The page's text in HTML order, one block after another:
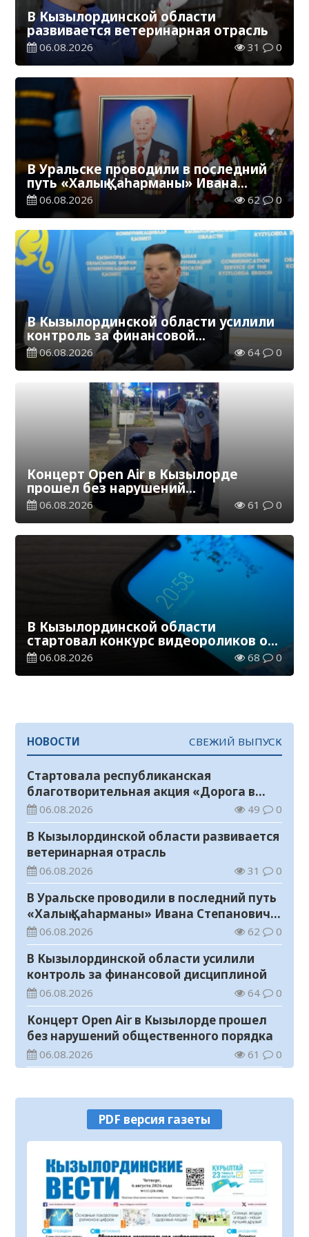
В Кызылординской области
развивается ветеринарная отрасль
06.08.2026 31 0
В Уральске проводили в последний
путь «Халық Қаһарманы» Ивана
Степановича Гапича
06.08.2026 62 0
В Кызылординской области усилили
контроль за финансовой
дисциплиной
06.08.2026 64 0
Концерт Open Air в Кызылорде
прошел без нарушений
общественного порядка
06.08.2026 61 0
В Кызылординской области
стартовал конкурс видеороликов о
семейных ценностях и Конституции
06.08.2026 68 0
НОВОСТИ СВЕЖИЙ ВЫПУСК
Стартовала республиканская
благотворительная акция «Дорога в
школу»
06.08.2026 49 0
В Кызылординской области развивается
ветеринарная отрасль
06.08.2026 31 0
В Уральске проводили в последний путь
«Халық Қаһарманы» Ивана Степановича
Гапича
06.08.2026 62 0
В Кызылординской области усилили
контроль за финансовой дисциплиной
06.08.2026 64 0
Концерт Open Air в Кызылорде прошел
без нарушений общественного порядка
06.08.2026 61 0
конкурс видеороликов о семейных
ценностях и Конституции
06.08.2026
Соблюдение правил пожарной
безопасности – обязанность каждого
гражданина
06.08.2026 28
Состоялось заседание республиканской
комиссии по присуждению
PDF версия газеты